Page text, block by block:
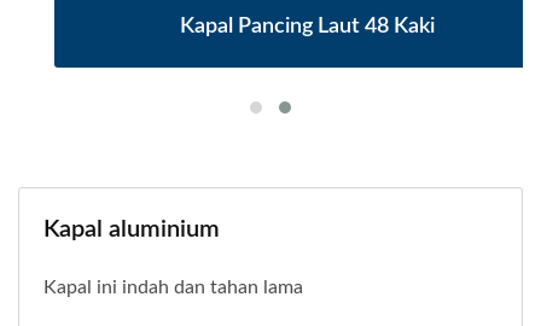
Kapal Pancing Laut 48 Kaki
Kapal aluminium
Kapal ini indah dan tahan lama